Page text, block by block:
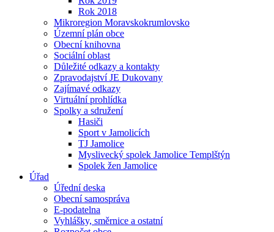
Rok 2018
Mikroregion Moravskokrumlovsko
Územní plán obce
Obecní knihovna
Sociální oblast
Důležité odkazy a kontakty
Zpravodajství JE Dukovany
Zajímavé odkazy
Virtuální prohlídka
Spolky a sdružení
Hasiči
Sport v Jamolicích
TJ Jamolice
Myslivecký spolek Jamolice Templštýn
Spolek žen Jamolice
Úřad
Úřední deska
Obecní samospráva
E-podatelna
Vyhlášky, směrnice a ostatní